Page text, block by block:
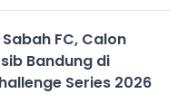
FC, Calon
Bandung di
Series 2026